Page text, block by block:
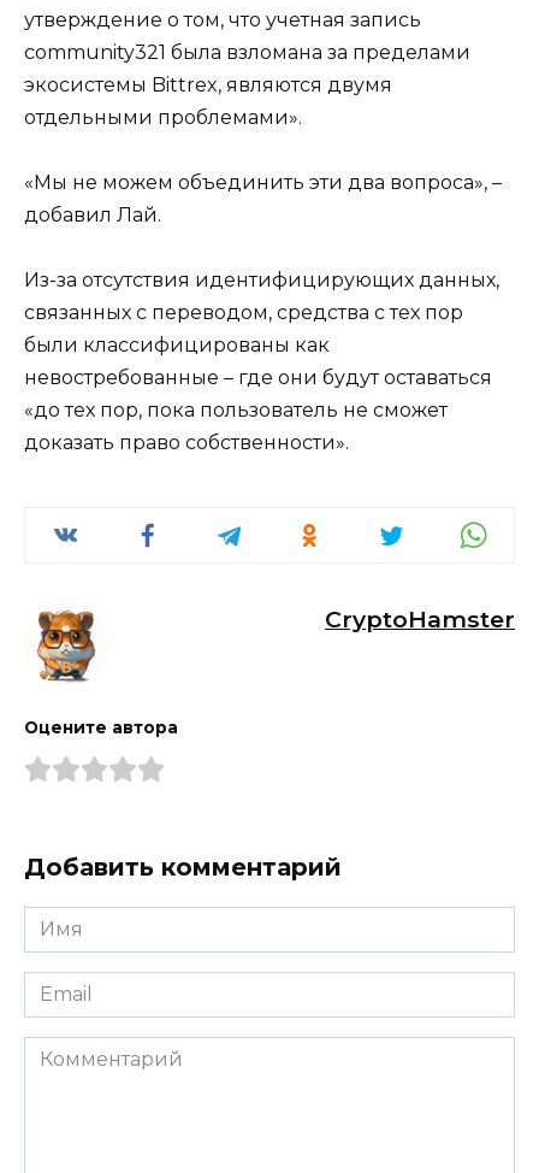
утверждение о том, что учетная запись
community321 была взломана за пределами
экосистемы Bittrex, являются двумя
отдельными проблемами».
«Мы не можем объединить эти два вопроса», –
добавил Лай.
Из-за отсутствия идентифицирующих данных,
связанных с переводом, средства с тех пор
были классифицированы как
невостребованные – где они будут оставаться
«до тех пор, пока пользователь не сможет
доказать право собственности».
CryptoHamster
Оцените автора
Добавить комментарий
Имя
*
Email
*
Комментарий